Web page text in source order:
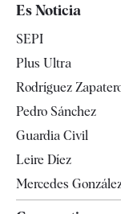
Televisión
Es Noticia
SEPI
Plus Ultra
Rodríguez
Pedro Sánchez
Guardia Civil
Leire Díez
Mercedes